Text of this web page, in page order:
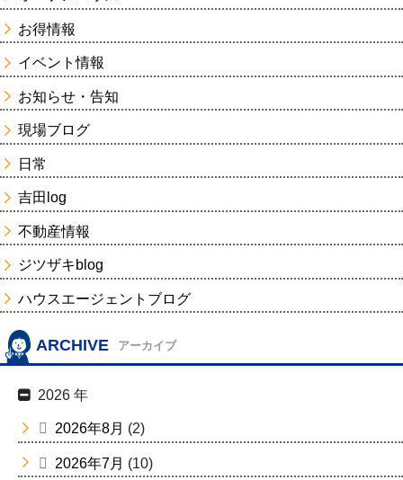
お得情報
イベント情報
お知らせ・告知
現場ブログ
日常
吉田log
不動産情報
ジツザキblog
ハウスエージェントブログ
ARCHIVE アーカイブ
2026 年
2026年8月 (2)
2026年7月 (10)